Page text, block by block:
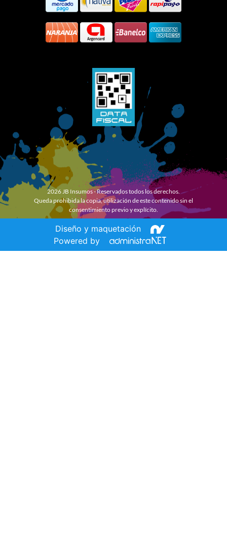
2026 JB Insumos - Reservados todos los derechos.
Queda prohibida la copia, utilización de este contenido sin el
consentimiento previo y explícito.
Diseño y maquetación
Powered by